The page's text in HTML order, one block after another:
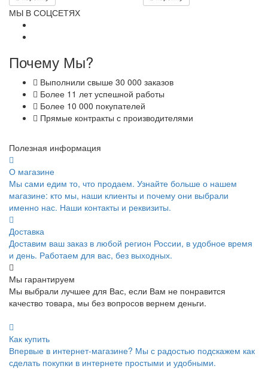
МЫ В СОЦСЕТЯХ
Почему Мы?
Выполнили свыше 30 000 заказов
Более 11 лет успешной работы
Более 10 000 покупателей
Прямые контракты с производителями
Полезная информация
О магазине
Мы сами едим то, что продаем. Узнайте больше о нашем
магазине: кто мы, наши клиенты и почему они выбрали
именно нас. Наши контакты и реквизиты.
Доставка
Доставим ваш заказ в любой регион России, в удобное время
и день. Работаем для вас, без выходных.
Мы гарантируем
Мы выбрали лучшее для Вас, если Вам не понравится
качество товара, мы без вопросов вернем деньги.
Как купить
Впервые в интернет-магазине? Мы с радостью подскажем как
сделать покупки в интернете простыми и удобными.